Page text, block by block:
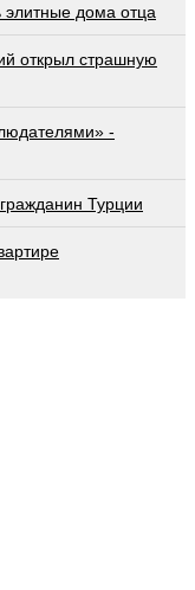
дома отца
открыл страшную
-
Турции